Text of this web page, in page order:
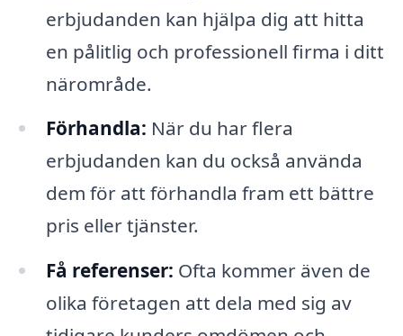
erbjudanden kan hjälpa dig att hitta
en pålitlig och professionell firma i ditt
närområde.
Förhandla: När du har flera
erbjudanden kan du också använda
dem för att förhandla fram ett bättre
pris eller tjänster.
Få referenser: Ofta kommer även de
olika företagen att dela med sig av